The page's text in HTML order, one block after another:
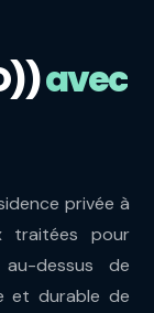
avec
privée à
traitées pour
dessus de
et durable de